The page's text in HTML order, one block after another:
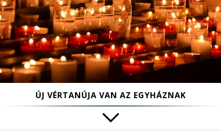
ÚJ VÉRTANÚJA VAN AZ EGYHÁZNAK